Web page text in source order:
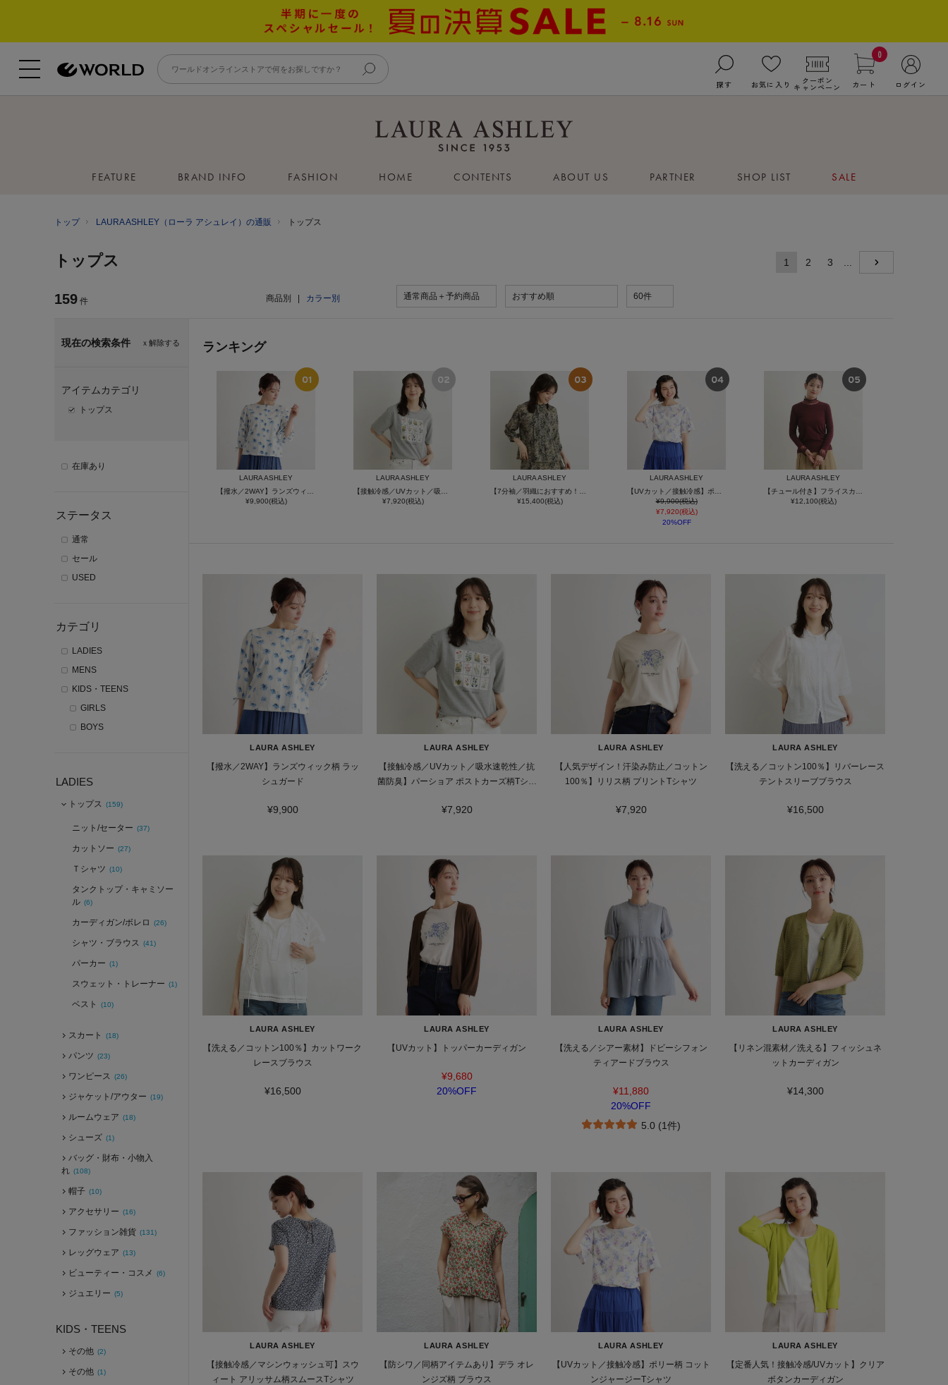
探す お気に入り クーポン
キャンペーン
0
カート ログイン
FEATURE BRAND INFO FASHION HOME CONTENTS ABOUT US PARTNER SHOP LIST SALE
トップ LAURA ASHLEY（ローラ アシュレイ）の通販 トップス
トップス
159 件 商品別 カラー別 通常商品＋予約商品 おすすめ順 60件
1 2 3
ｘ解除する
現在の検索条件
アイテムカテゴリ
トップス
在庫あり
ステータス
通常
セール
USED
カテゴリ
LADIES
MENS
KIDS・TEENS
GIRLS
BOYS
LADIES
トップス (159)
ニット/セーター (37)
カットソー (27)
Ｔシャツ (10)
タンクトップ・キャミソー
ル (6)
カーディガン/ボレロ (26)
シャツ・ブラウス (41)
パーカー (1)
スウェット・トレーナー (1)
ベスト (10)
スカート (18)
パンツ (23)
ワンピース (26)
ジャケット/アウター (19)
ルームウェア (18)
シューズ (1)
バッグ・財布・小物入
れ (108)
帽子 (10)
アクセサリー (16)
ファッション雑貨 (131)
レッグウェア (13)
ビューティー・コスメ (6)
ジュエリー (5)
KIDS・TEENS
その他 (2)
その他 (1)
ランキング
LAURA ASHLEY
¥9,900(税込)
LAURA ASHLEY
¥7,920(税込)
LAURA ASHLEY
¥15,400(税込)
LAURA ASHLEY
¥9,900(税込)
¥7,920(税込)
20%OFF
LAURA ASHLEY
¥12,100(税込)
LAURA ASHLEY
【撥水／2WAY】ランズウィック柄 ラッ
シュガード
¥9,900
LAURA ASHLEY
【接触冷感／UVカット／吸水速乾性／抗
菌防臭】パーショア ポストカーズ柄Tシャ
¥7,920
LAURA ASHLEY
【人気デザイン！汗染み防止／コットン
100％】リリス柄 プリントTシャツ
¥7,920
LAURA ASHLEY
【洗える／コットン100％】リバーレース
テントスリーブブラウス
¥16,500
LAURA ASHLEY
【洗える／コットン100％】カットワーク
レースブラウス
¥16,500
LAURA ASHLEY
【UVカット】トッパーカーディガン
¥9,680
20%OFF
LAURA ASHLEY
【洗える／シアー素材】ドビーシフォン
ティアードブラウス
¥11,880
20%OFF
5.0 (1件)
LAURA ASHLEY
【リネン混素材／洗える】フィッシュネ
ットカーディガン
¥14,300
LAURA ASHLEY
【接触冷感／マシンウォッシュ可】スウ
ィート アリッサム柄スムースTシャツ
LAURA ASHLEY
【防シワ／同柄アイテムあり】デラ オレ
ンジズ柄 ブラウス
LAURA ASHLEY
【UVカット／接触冷感】ポリー柄 コット
ンジャージーTシャツ
LAURA ASHLEY
【定番人気！接触冷感/UVカット】クリア
ボタンカーディガン